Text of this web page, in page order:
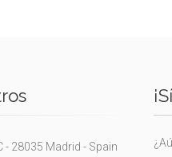
- 28035 Madrid - Spain